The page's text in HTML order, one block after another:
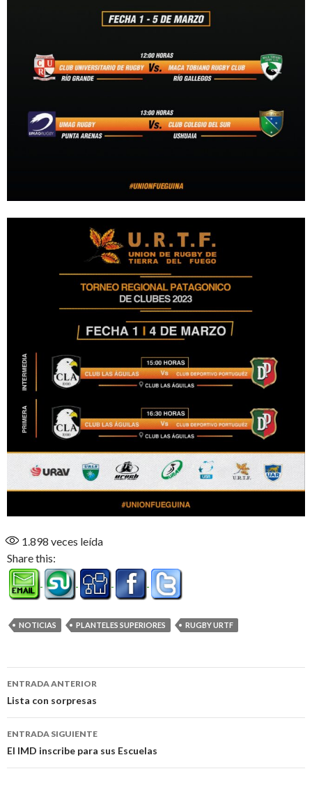
1.898 veces leída
Share this:
NOTICIAS PLANTELES SUPERIORES RUGBY URTF
Navegación
de
entradas
ENTRADA ANTERIOR
Lista con sorpresas
ENTRADA SIGUIENTE
El IMD inscribe para sus Escuelas